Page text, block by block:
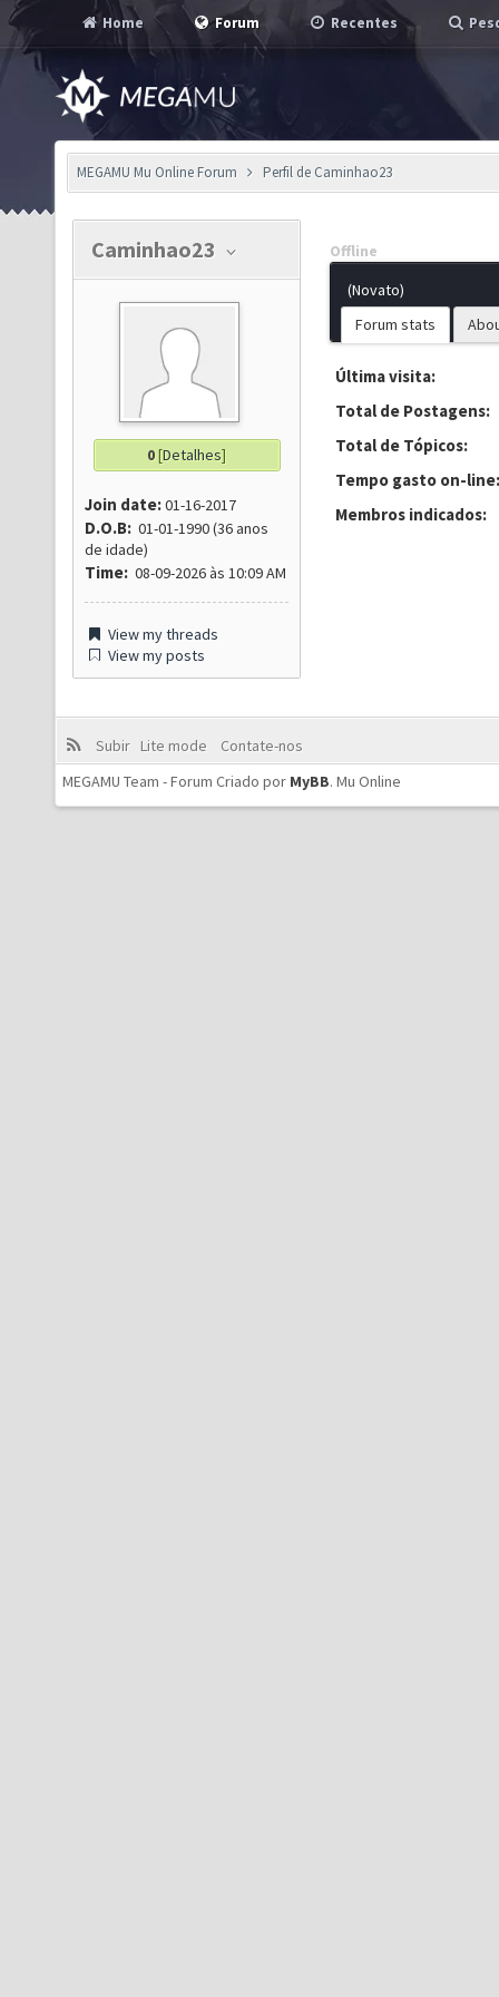
Home Forum Recentes
MEGAMU Mu Online Forum Perfil de Caminhao23
Caminhao23
0[Detalhes]
Join date:01-16-2017
D.O.B: 01-01-1990 (36 anos
de idade)
Time: 08-09-2026 às 10:09 AM
View my threads
View my posts
Offline
(Novato)
Forum stats
Última visita:
Total de Postagens:
Total de Tópicos:
Tempo gasto on-line:
Membros indicados:
Subir Lite mode
Contate-nos
MEGAMU Team - Forum Criado por MyBB. Mu Online